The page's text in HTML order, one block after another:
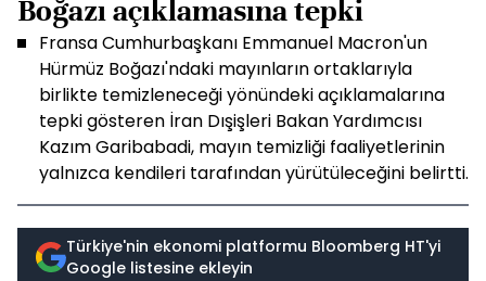
Boğazı açıklamasına tepki
Fransa Cumhurbaşkanı Emmanuel Macron'un
Hürmüz Boğazı'ndaki mayınların ortaklarıyla
birlikte temizleneceği yönündeki açıklamalarına
tepki gösteren İran Dışişleri Bakan Yardımcısı
Kazım Garibabadi, mayın temizliği faaliyetlerinin
yalnızca kendileri tarafından yürütüleceğini belirtti.
Türkiye'nin ekonomi platformu Bloomberg HT'yi
Google listesine ekleyin